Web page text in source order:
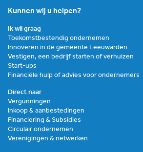
Kunnen wij u helpen?
Ik wil graag
Toekomstbestendig ondernemen
Innoveren in de gemeente Leeuwarden
Vestigen, een bedrijf starten of verhuizen
Start-ups
Financiële hulp of advies voor ondernemers
Direct naar
Vergunningen
Inkoop & aanbestedingen
Financiering & Subsidies
Circulair ondernemen
Verenigingen & netwerken